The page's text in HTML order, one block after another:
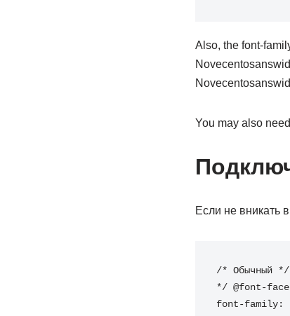
Also, the font-
You may also
Если не вникать
/* Обычный
*/ @font-
font-family: